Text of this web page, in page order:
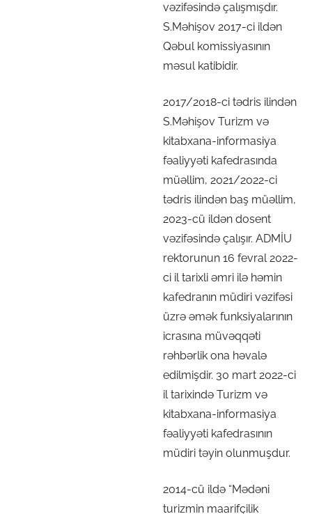
vəzifəsində çalışmışdır.
S.Məhişov 2017-ci ildən
Qəbul komissiyasının
məsul katibidir.
2017/2018-ci tədris ilindən
S.Məhişov Turizm və
kitabxana-informasiya
fəaliyyəti kafedrasında
müəllim, 2021/2022-ci
tədris ilindən baş müəllim,
2023-cü ildən dosent
vəzifəsində çalışır. ADMİU
rektorunun 16 fevral 2022-
ci il tarixli əmri ilə həmin
kafedranın müdiri vəzifəsi
üzrə əmək funksiyalarının
icrasına müvəqqəti
rəhbərlik ona həvalə
edilmişdir. 30 mart 2022-ci
il tarixində Turizm və
kitabxana-informasiya
fəaliyyəti kafedrasının
müdiri təyin olunmuşdur.
2014-cü ildə “Mədəni
turizmin maarifçilik